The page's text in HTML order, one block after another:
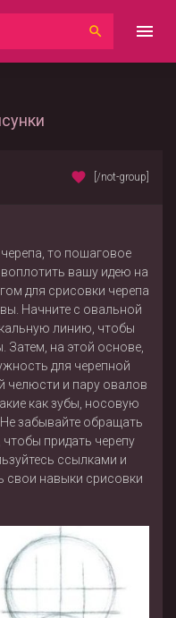
[/not-group]
то пошаговое
вашу идею на
для срисовки черепа
Начните с овальной
линию, чтобы
Затем, на этой основе,
для черепной
челюсти и пару овалов
как зубы, носовую
забывайте обращать
придать черепу
ссылками и
навыки срисовки